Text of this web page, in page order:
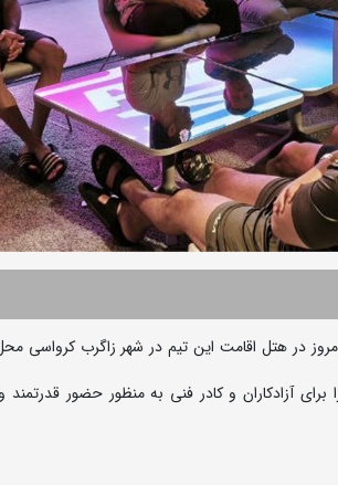
در هتل اقامت این تیم در شهر زاگرب کرواسی
آزادکاران و کادر فنی به منظور حضور قدرتمند و